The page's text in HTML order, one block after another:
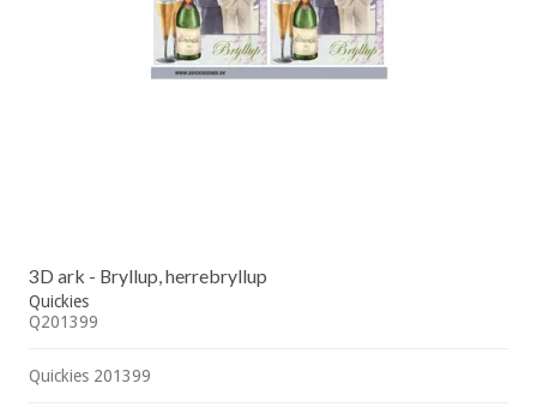
3D ark - Bryllup, herrebryllup
Quickies
Q201399
Quickies 201399